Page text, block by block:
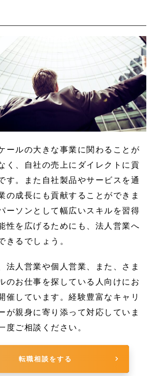
ールの大きな事業に関わることが
く、自社の売上にダイレクトに貢
す。また自社製品やサービスを通
の成長にも貢献することができま
ーソンとして幅広いスキルを習得
性を広げるためにも、法人営業へ
きるでしょう。
法人営業や個人営業、また、さま
のお仕事を探している人向けにお
催しています。経験豊富なキャリ
が親身に寄り添って対応していま
度ご相談ください。
転職相談をする